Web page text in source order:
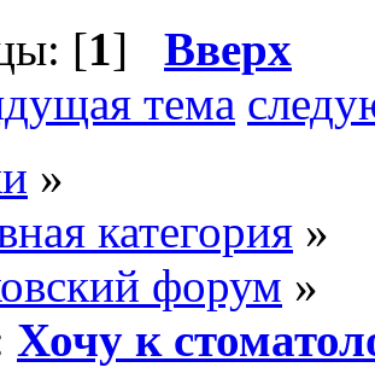
[1] Вверх
тема
»
категория »
форум »
Хочу к